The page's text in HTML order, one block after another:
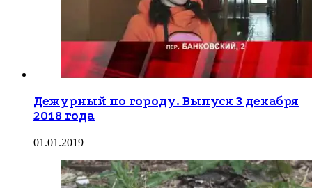
Дежурный по городу. Выпуск 3 декабря
2018 года
01.01.2019